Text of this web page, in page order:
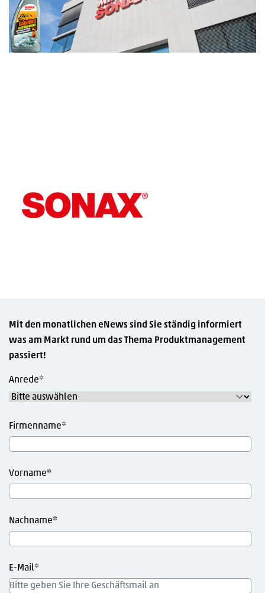
Mit den monatlicheneNews sind Sie ständig informiert
was am Markt rund um das Thema Produktmanagement
passiert!
Anrede*
Firmenname*
Vorname*
Nachname*
E-Mail*